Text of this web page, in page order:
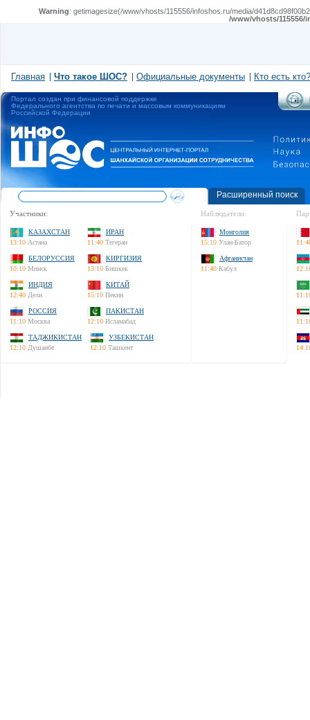
Warning: getimagesize(/www/vhosts/115556/infoshos.ru/media/
/www/vhosts/
Главная Что такое ШОС? Официальные документы Кто есть кто?
Портал создан при финансовой поддержке
Федерального агентства по печати и массовым коммуникациям
Российской Федерации
Расширенный поиск
Участники:
КАЗАХСТАН
13:10 Астана
ИРАН
11:40 Тегеран
БЕЛОРУССИЯ
10:10 Минск
КИРГИЗИЯ
13:10 Бишкек
ИНДИЯ
12:40 Дели
КИТАЙ
15:10 Пекин
РОССИЯ
11:10 Москва
ПАКИСТАН
12:10 Исламабад
ТАДЖИКИСТАН
12:10 Душанбе
УЗБЕКИСТАН
12:10 Ташкент
Наблюдатели:
Монголия
15:10 Улан-Батор
Афганистан
11:40 Кабул